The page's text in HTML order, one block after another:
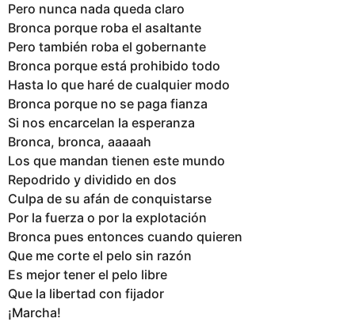
Pero nunca nada queda claro
Bronca porque roba el asaltante
Pero también roba el gobernante
Bronca porque está prohibido todo
Hasta lo que haré de cualquier modo
Bronca porque no se paga fianza
Si nos encarcelan la esperanza
Bronca, bronca, aaaaah
Los que mandan tienen este mundo
Repodrido y dividido en dos
Culpa de su afán de conquistarse
Por la fuerza o por la explotación
Bronca pues entonces cuando quieren
Que me corte el pelo sin razón
Es mejor tener el pelo libre
Que la libertad con fijador
¡Marcha!